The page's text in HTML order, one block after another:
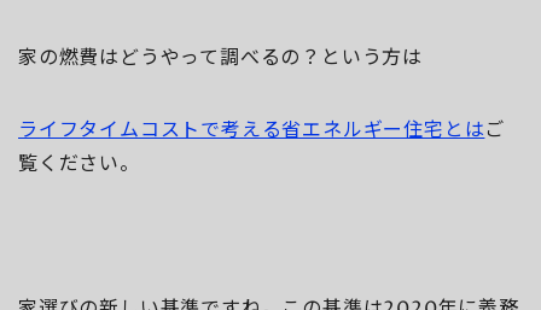
家の燃費はどうやって調べるの？という方は
ライフタイムコストで考える省エネルギー住宅とはご
覧ください。